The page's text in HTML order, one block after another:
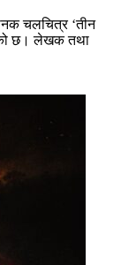
चलचित्र ‘तीन
छ। लेखक तथा